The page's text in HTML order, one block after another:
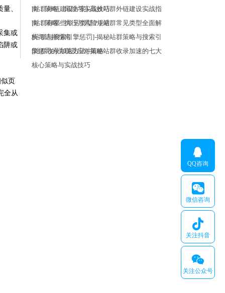
、
集或
阱或
页
全从
南：策略、风险与实战技巧
[站群外链建设方案]-高效站群外链建设实战指
南：策略、执行与风险规避
[站群有哪些常见类型？]-站群常见类型全面解
析与选择指南
[站群与搜索引擎惩罚]-揭秘站群策略与搜索引
擎惩罚的关联及应对策略
[站群收录加速方法]-揭秘站群收录加速的七大
核心策略与实战技巧

QQ咨询

微信咨询

关注抖音
𐆄
关注公众号